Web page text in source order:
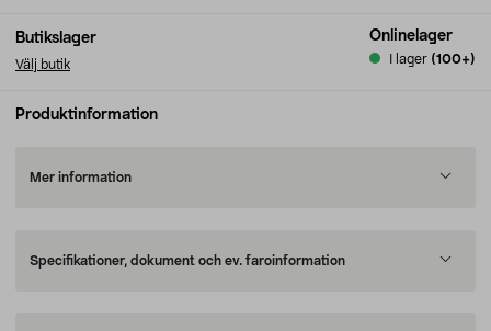
Butikslager
Välj butik
Onlinelager
I lager (100+)
Produktinformation
Mer information
Specifikationer, dokument och ev. faroinformation